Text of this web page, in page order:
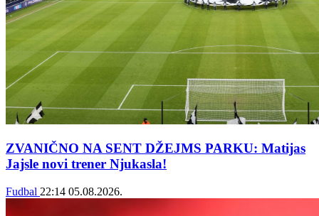
ZVANIČNO NA SENT DŽEJMS PARKU: Matijas
Jajsle novi trener Njukasla!
Fudbal 22:14 05.08.2026.